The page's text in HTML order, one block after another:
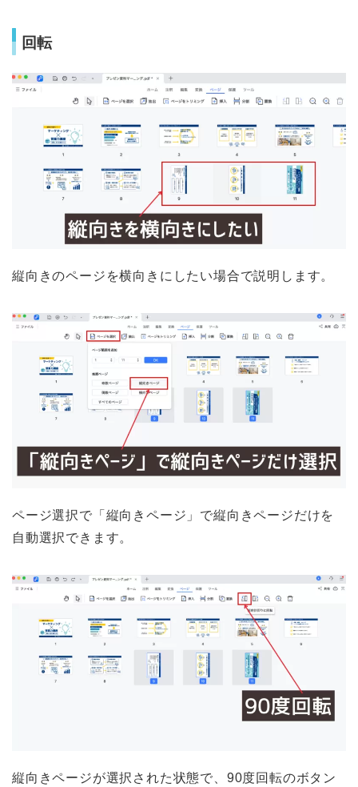
回転
縦向きのページを横向きにしたい場合で説明します。
ページ選択で「縦向きページ」で縦向きページだけを
自動選択できます。
縦向きページが選択された状態で、90度回転のボタン